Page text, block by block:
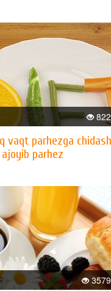
vaqt parhezga
ajoyib parhez